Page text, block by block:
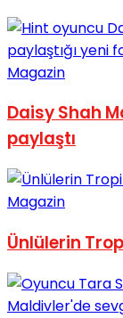
Magazin
Daisy Shah
paylaştı
Magazin
Ünlülerin